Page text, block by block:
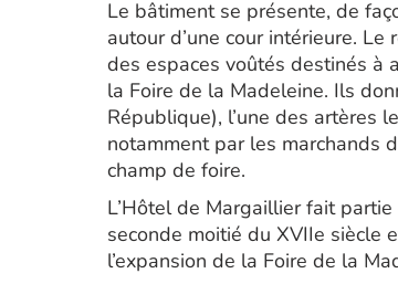
Le bâtiment se présente, de
autour d’une cour intérieure.
des espaces voûtés destinés à
la Foire de la Madeleine. Ils
République), l’une des artères
notamment par les marchands
champ de foire.
L’Hôtel de Margaillier fait
seconde moitié du XVIIe siècle
l’expansion de la Foire de la